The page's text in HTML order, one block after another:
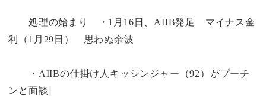
処理の始まり ・ 1 月 16 日、 AIIB発足 マイナス金
利（ 1 月 29 日） 思わぬ余波
・ AIIBの仕掛け人キッシンジャー（92 ）がプーチ
ンと面談